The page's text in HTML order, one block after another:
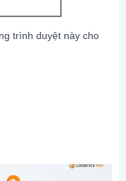
trình duyệt này cho